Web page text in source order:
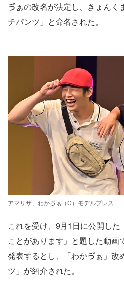
ゔぁの改名が決定し、きょんく
チパンツ」と命名された。
アマリザ、わかゔぁ（C）モデルプレス
これを受け、9月1日に公開し
ことがあります」と題した動画
発表するとし、「わかゔぁ」改
ツ」が紹介された。